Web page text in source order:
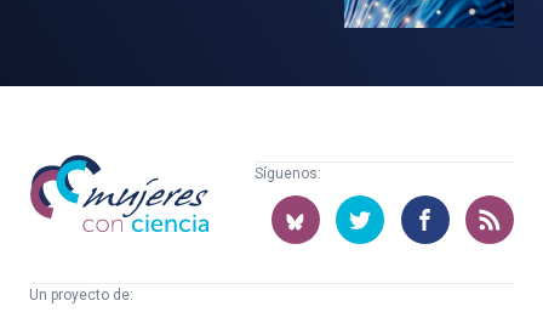
Mujeres
con
ciencia
Síguenos:
Un proyecto de: